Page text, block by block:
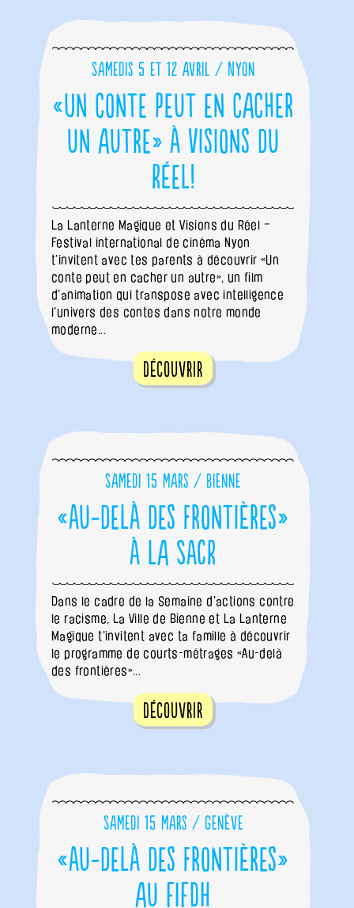
Samedis 5 et 12 avril / Nyon
«Un conte peut en cacher
un autre» à Visions du
Réel!
La Lanterne Magique et Visions du Réel –
Festival international de cinéma Nyon
t’invitent avec tes parents à découvrir «Un
conte peut en cacher un autre», un film
d'animation qui transpose avec intelligence
l'univers des contes dans notre monde
moderne...
Découvrir
Samedi 15 mars / Bienne
«Au-delà des frontières»
à la SACR
Dans le cadre de la Semaine d'actions contre
le racisme, La Ville de Bienne et La Lanterne
Magique t'invitent avec ta famille à découvrir
le programme de courts-métrages «Au-delà
des frontières»...
Découvrir
Samedi 15 mars / Genève
«Au-delà des frontières»
au FIFDH